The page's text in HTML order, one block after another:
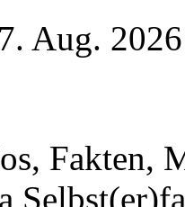
Aug. 2026
Fakten,